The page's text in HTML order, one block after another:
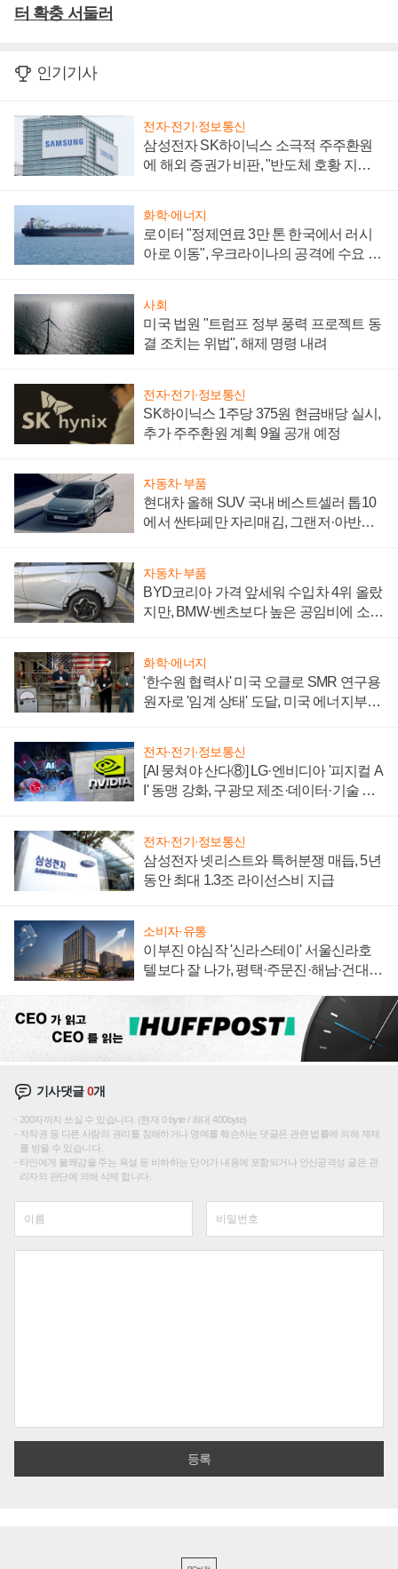
터 확충 서둘러
인기기사
전자·전기·정보통신
삼성전자 SK하이닉스 소극적 주주환원
에 해외 증권가 비판, "반도체 호황 지속
화학·에너지
로이터 "정제연료 3만 톤 한국에서 러시
아로 이동", 우크라이나의 공격에 수요 늘
사회
미국 법원 "트럼프 정부 풍력 프로젝트 동
결 조치는 위법", 해제 명령 내려
전자·전기·정보통신
SK하이닉스 1주당 375원 현금배당 실시,
추가 주주환원 계획 9월 공개 예정
자동차·부품
현대차 올해 SUV 국내 베스트셀러 톱10
에서 싼타페만 자리매김, 그랜저·아반떼
자동차·부품
BYD코리아 가격 앞세워 수입차 4위 올랐
지만, BMW·벤츠보다 높은 공임비에 소비
화학·에너지
'한수원 협력사' 미국 오클로 SMR 연구용
원자로 '임계 상태' 도달, 미국 에너지부
전자·전기·정보통신
[AI 뭉쳐야 산다⑧] LG·엔비디아 '피지컬 A
I' 동맹 강화, 구광모 제조·데이터·기술 결
전자·전기·정보통신
삼성전자 넷리스트와 특허분쟁 매듭, 5년
동안 최대 1.3조 라이선스비 지급
소비자·유통
이부진 야심작 '신라스테이' 서울신라호
텔보다 잘 나가, 평택·주문진·해남·건대로
기사댓글0개
200자까지 쓰실 수 있습니다. (현재 0 byte / 최대 400byte)
저작권 등 다른 사람의 권리를 침해하거나 명예를 훼손하는 댓글은 관련 법률에 의해 제재
를 받을 수 있습니다.
타인에게 불쾌감을 주는 욕설 등 비하하는 단어가 내용에 포함되거나 인신공격성 글은 관
리자의 판단에 의해 삭제 합니다.